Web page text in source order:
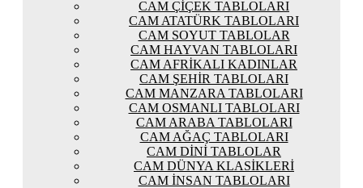
CAM ÇIÇEK TABLOLARI
CAM ATATÜRK TABLOLARI
CAM SOYUT TABLOLAR
CAM HAYVAN TABLOLARI
CAM AFRIKALI KADINLAR
CAM ŞEHIR TABLOLARI
CAM MANZARA TABLOLARI
CAM OSMANLI TABLOLARI
CAM ARABA TABLOLARI
CAM AĞAÇ TABLOLARI
CAM DINI TABLOLAR
CAM DÜNYA KLASIKLERI
CAM İNSAN TABLOLARI